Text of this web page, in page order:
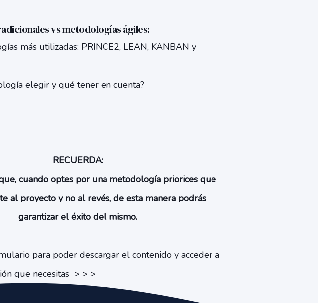
vs metodologías ágiles:
más utilizadas: PRINCE2, LEAN, KANBAN y
elegir y qué tener en cuenta?
RECUERDA:
cuando optes por una metodología priorices que
al proyecto y no al revés, de esta manera podrás
garantizar el éxito del mismo.
para poder descargar el contenido y acceder a
que necesitas > > >